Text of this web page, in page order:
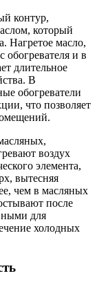
контур,
который
Нагретое масло,
обогревателя и в
длительное
В
обогреватели
что позволяет
воздух
элемента,
вытесняя
чем в масляных
после
для
холодных